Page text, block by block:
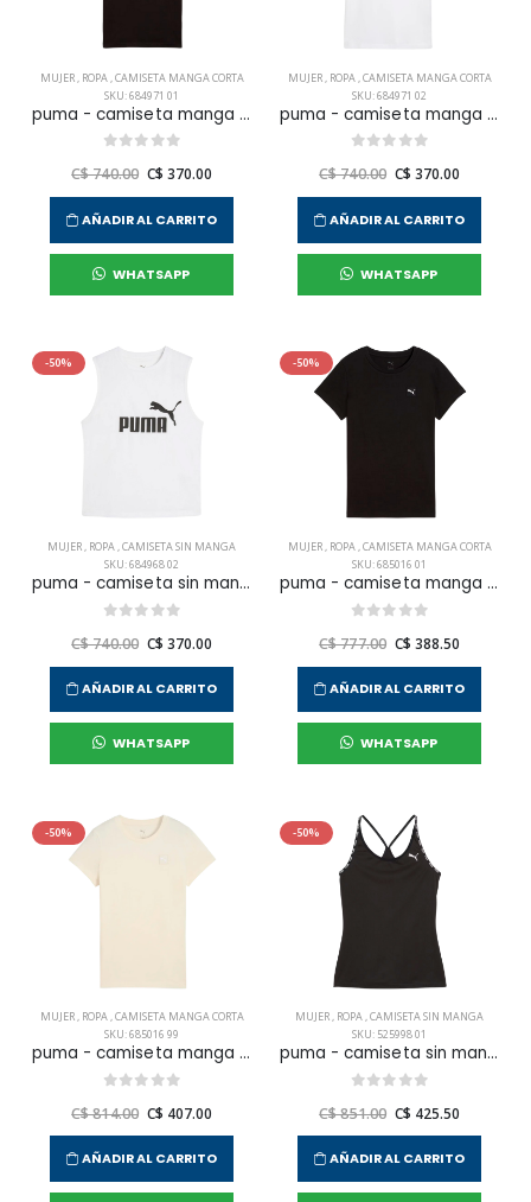
MUJER, ROPA,CAMISETA MANGA CORTA
SKU: 684971 01
puma - camiseta manga corta ess relaxed tee para mujer
C$ 740.00 C$ 370.00
AÑADIR AL CARRITO
WHATSAPP
MUJER, ROPA,CAMISETA MANGA CORTA
SKU: 684971 02
puma - camiseta manga corta ess relaxed tee para mujer
C$ 740.00 C$ 370.00
AÑADIR AL CARRITO
WHATSAPP
-50%
MUJER, ROPA,CAMISETA SIN MANGA
SKU: 684968 02
puma - camiseta sin manga ess slim para mujer
C$ 740.00 C$ 370.00
AÑADIR AL CARRITO
WHATSAPP
-50%
MUJER, ROPA,CAMISETA MANGA CORTA
SKU: 685016 01
puma - camiseta manga corta ess elevated tee para mujer
C$ 777.00 C$ 388.50
AÑADIR AL CARRITO
WHATSAPP
-50%
MUJER, ROPA,CAMISETA MANGA CORTA
SKU: 685016 99
puma - camiseta manga corta ess elevated tee para mujer
C$ 814.00 C$ 407.00
AÑADIR AL CARRITO
-50%
MUJER, ROPA,CAMISETA SIN MANGA
SKU: 525998 01
puma - camiseta sin manga strong para mujer
C$ 851.00 C$ 425.50
AÑADIR AL CARRITO